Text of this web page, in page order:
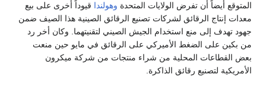
المتوقع أيضاً أن تفرض الولايات المتحدة وهولندا قيوداً أخرى على بيع
معدات إنتاج الرقائق لشركات تصنيع الرقائق الصينية هذا الصيف ضمن
جهود تهدف إلى منع استخدام الجيش الصيني لتقنيتهما. وكان أخر رد
من بكين على الضغط الأميركي على الرقائق في مايو حين منعت
بعض القطاعات المحلية من شراء منتجات من شركة ميكرون
الأمريكية لتصنيع رقائق الذاكرة.